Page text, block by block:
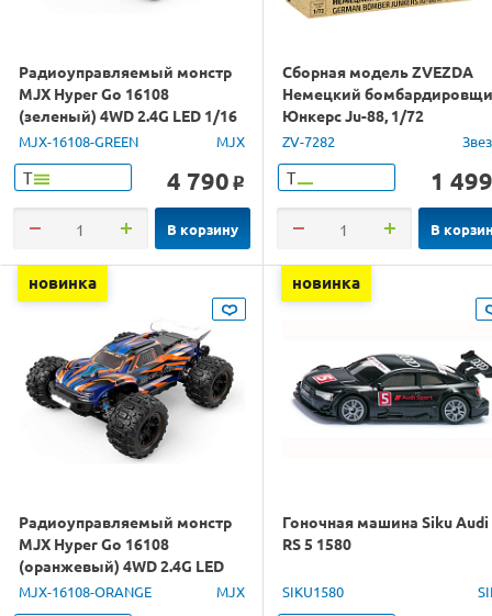
Радиоуправляемый монстр
MJX Hyper Go 16108
(зеленый) 4WD 2.4G LED 1/16
RTR
MJX-16108-GREEN MJX
Т 4 790 o
В корзину
Сборная модель ZVEZDA
Немецкий
Юнкерс Ju-88, 1/72
ZV-7282
Т 1 499
В
новинка
Радиоуправляемый монстр
MJX Hyper Go 16108
(оранжевый) 4WD 2.4G LED
1/16 RTR
MJX-16108-ORANGE MJX
новинка
Гоночная машина Siku Audi
RS 5 1580
SIKU1580